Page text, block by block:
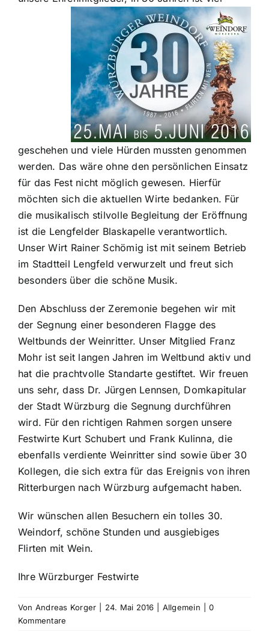
geschehen und viele Hürden mussten genommen
werden. Das wäre ohne den persönlichen Einsatz
für das Fest nicht möglich gewesen. Hierfür
möchten sich die aktuellen Wirte bedanken. Für
die musikalisch stilvolle Begleitung der Eröffnung
ist die Lengfelder Blaskapelle verantwortlich.
Unser Wirt Rainer Schömig ist mit seinem Betrieb
im Stadtteil Lengfeld verwurzelt und freut sich
besonders über die schöne Musik.
Den Abschluss der Zeremonie begehen wir mit
der Segnung einer besonderen Flagge des
Weltbunds der Weinritter. Unser Mitglied Franz
Mohr ist seit langen Jahren im Weltbund aktiv und
hat die prachtvolle Standarte gestiftet. Wir freuen
uns sehr, dass Dr. Jürgen Lennsen, Domkapitular
der Stadt Würzburg die Segnung durchführen
wird. Für den richtigen Rahmen sorgen unsere
Festwirte Kurt Schubert und Frank Kulinna, die
ebenfalls verdiente Weinritter sind sowie über 30
Kollegen, die sich extra für das Ereignis von ihren
Ritterburgen nach Würzburg aufgemacht haben.
Wir wünschen allen Besuchern ein tolles 30.
Weindorf, schöne Stunden und ausgiebiges
Flirten mit Wein.
Ihre Würzburger Festwirte
Von Andreas Korger 24. Mai 2016 Allgemein
0
Kommentare